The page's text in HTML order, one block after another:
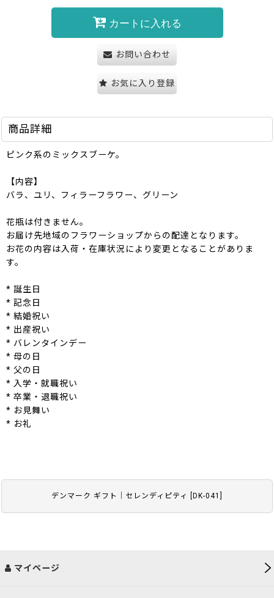
デンマーク ギフト｜セレンディピティ DK-041
カートに入れる
お問い合わせ
お気に入り登録
商品詳細
ピンク系のミックスブーケ。
【内容】
バラ、ユリ、フィラーフラワー、グリーン
花瓶は付きません。
お届け先地域のフラワーショップからの配達となります。
お花の内容は入荷・在庫状況により変更となることがありま
す。
* 誕生日
* 記念日
* 結婚祝い
* 出産祝い
* バレンタインデー
* 母の日
* 父の日
* 入学・就職祝い
* 卒業・退職祝い
* お見舞い
* お礼
マイページ